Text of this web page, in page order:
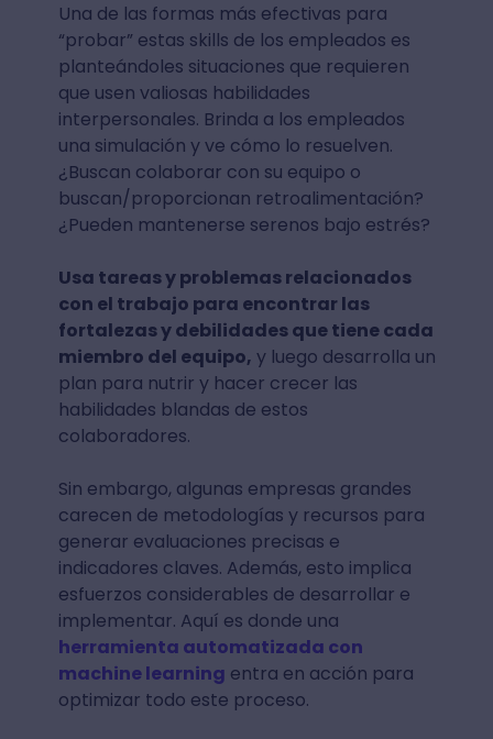
Una de las formas más efectivas para
“probar” estas skills de los empleados es
planteándoles situaciones que requieren
que usen valiosas habilidades
interpersonales. Brinda a los empleados
una simulación y ve cómo lo resuelven.
¿Buscan colaborar con su equipo o
buscan/proporcionan retroalimentación?
¿Pueden mantenerse serenos bajo estrés?
Usa tareas y problemas relacionados
con el trabajo para encontrar las
fortalezas y debilidades que tiene cada
miembro del equipo, y luego desarrolla un
plan para nutrir y hacer crecer las
habilidades blandas de estos
colaboradores.
Sin embargo, algunas empresas grandes
carecen de metodologías y recursos para
generar evaluaciones precisas e
indicadores claves. Además, esto implica
esfuerzos considerables de desarrollar e
implementar. Aquí es donde una
herramienta automatizada con
machine learning entra en acción para
optimizar todo este proceso.